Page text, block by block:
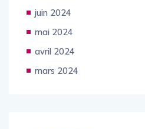
juin 2024
mai 2024
avril 2024
mars 2024